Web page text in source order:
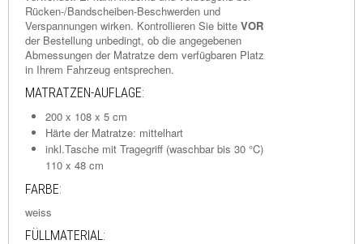
Rücken-/Bandscheiben-Beschwerden und
Verspannungen wirken. Kontrollieren Sie bitte VOR
der Bestellung unbedingt, ob die angegebenen
Abmessungen der Matratze dem verfügbaren Platz
in Ihrem Fahrzeug entsprechen.
MATRATZEN-AUFLAGE:
200 x 108 x 5 cm
Härte der Matratze: mittelhart
inkl.Tasche mit Tragegriff (waschbar bis 30 °C)
110 x 48 cm
FARBE:
weiss
FÜLLMATERIAL: